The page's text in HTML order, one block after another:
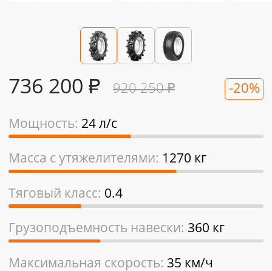
920 250₽ -20%
736 200 ₽
Мощность: 24 л/с
Масса с утяжелителями: 1270 кг
Тяговый класс: 0.4
Грузоподъемность навески: 360 кг
Максимальная скорость: 35 км/ч